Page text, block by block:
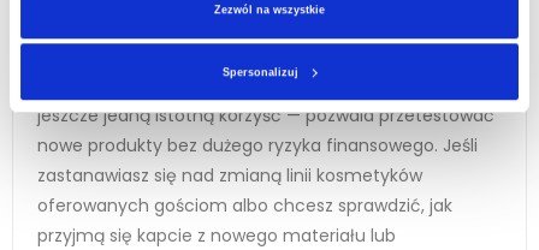
Zezwól na wszystkie
Spersonalizuj
zamawianych w ciągu roku, przekłada się na
odczuwalną różnicę w budżecie operacyjnym obiektu.
Korzystanie z promocji na
hotelowe kosmetyki
jeszcze jedną istotną korzyść — pozwala przetestować
nowe produkty bez dużego ryzyka finansowego. Jeśli
zastanawiasz się nad zmianą linii kosmetyków
oferowanych gościom albo chcesz sprawdzić, jak
przyjmą się kapcie z nowego materiału lub